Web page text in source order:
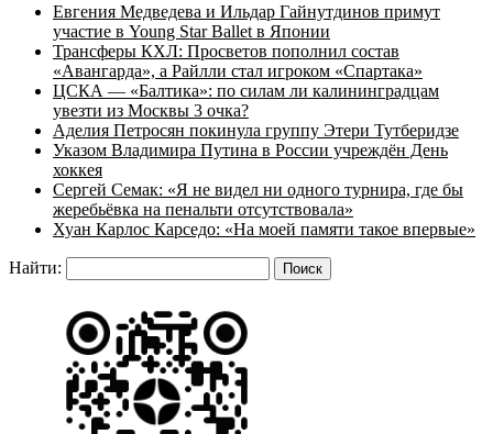
Евгения Медведева и Ильдар Гайнутдинов примут
участие в Young Star Ballet в Японии
Трансферы КХЛ: Просветов пополнил состав
«Авангарда», а Райлли стал игроком «Спартака»
ЦСКА — «Балтика»: по силам ли калининградцам
увезти из Москвы 3 очка?
Аделия Петросян покинула группу Этери Тутберидзе
Указом Владимира Путина в России учреждён День
хоккея
Сергей Семак: «Я не видел ни одного турнира, где бы
жеребьёвка на пенальти отсутствовала»
Хуан Карлос Карседо: «На моей памяти такое впервые»
Найти: